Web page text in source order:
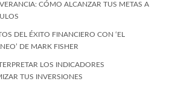
CÓMO ALCANZAR TUS METAS A
DEL ÉXITO FINANCIERO CON ‘EL
DE MARK FISHER
LOS INDICADORES
TUS INVERSIONES